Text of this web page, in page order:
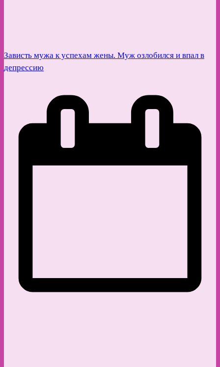
Зависть мужа к успехам жены. Муж озлобился и впал в
депрессию